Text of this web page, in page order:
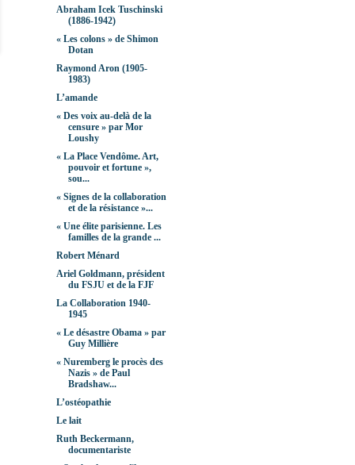
Abraham Icek Tuschinski
(1886-1942)
« Les colons » de Shimon
Dotan
Raymond Aron (1905-
1983)
L’amande
« Des voix au-delà de la
censure » par Mor
Loushy
« La Place Vendôme. Art,
pouvoir et fortune »,
sou...
« Signes de la collaboration
et de la résistance »...
« Une élite parisienne. Les
familles de la grande ...
Robert Ménard
Ariel Goldmann, président
du FSJU et de la FJF
La Collaboration 1940-
1945
« Le désastre Obama » par
Guy Millière
« Nuremberg le procès des
Nazis » de Paul
Bradshaw...
L’ostéopathie
Le lait
Ruth Beckermann,
documentariste